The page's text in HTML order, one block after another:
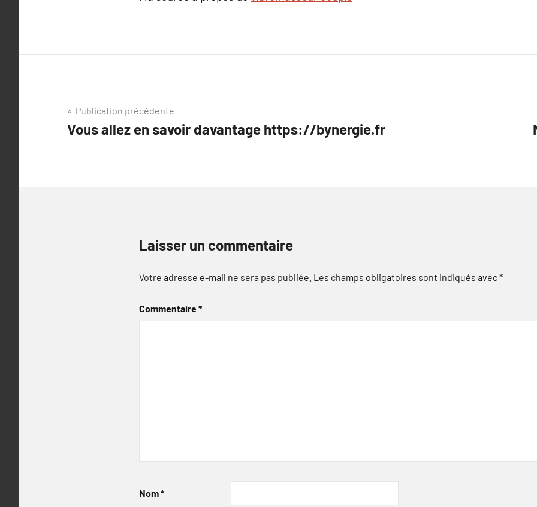
Navigation
de
Publication précédente
Vous allez en savoir davantage https://bynergie.fr
Laisser un commentaire
Votre adresse e-mail ne sera pas publiée. Les champs obligatoires sont indiqués avec*
Commentaire*
Nom*